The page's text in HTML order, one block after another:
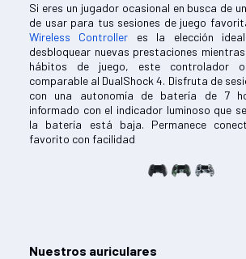
Si eres un jugador ocasional en busca de
de usar para tus sesiones de juego
Wireless Controller es la elección
desbloquear nuevas prestaciones
hábitos de juego, este controlador
comparable al DualShock 4. Disfruta de
con una autonomía de batería de 7
informado con el indicador luminoso que
la batería está baja. Permanece
favorito con facilidad
Nuestros auriculares